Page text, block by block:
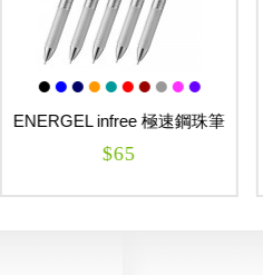
ENERGEL infree 極速鋼珠筆
$65